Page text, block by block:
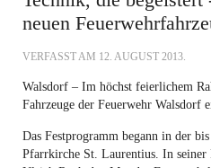
neuen
VERFASST AM 12. AUGUST 2013.
Walsdorf – Im höchst feierlichem
Fahrzeuge der Feuerwehr Walsdorf
Das Festprogramm begann in der
Pfarrkirche St. Laurentius. In seiner